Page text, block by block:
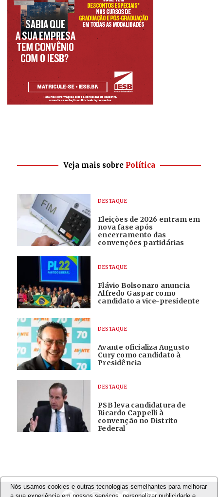
Veja mais sobre Política
DESTAQUE
Eleições de 2026 entram em
nova fase após
encerramento das
convenções partidárias
DESTAQUE
Flávio Bolsonaro anuncia
Alfredo Gaspar como
candidato a vice-presidente
DESTAQUE
Avante oficializa Augusto
Cury como candidato à
Presidência
DESTAQUE
PSB leva candidatura de
Ricardo Cappelli à
convenção no Distrito
Federal
Nós usamos cookies e outras tecnologias semelhantes para melhorar